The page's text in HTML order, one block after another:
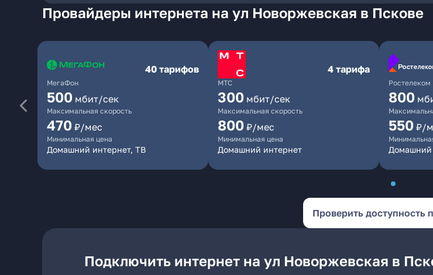
Провайдеры интернета на ул Новоржевская в Пскове
МегаФон
40 тарифов
500 мбит/сек
Максимальная скорость
470 ₽/мес
Минимальная цена
Домашний интернет, ТВ
МТС
4 тарифа
300 мбит/сек
Максимальная скорость
800 ₽/мес
Минимальная цена
Домашний интернет
Ростелеком
800
550 ₽/
Домашний
Проверить доступность
Подключить интернет на ул Новоржевская в